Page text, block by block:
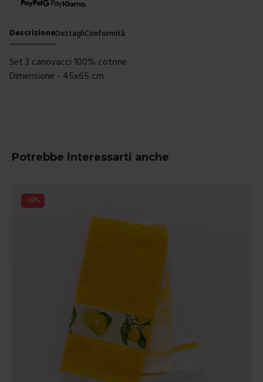
DescrizioneDettagliConformità
Set 3 canovacci 100% cotone
Dimensione - 45x65 cm
Potrebbe interessarti anche
-19%